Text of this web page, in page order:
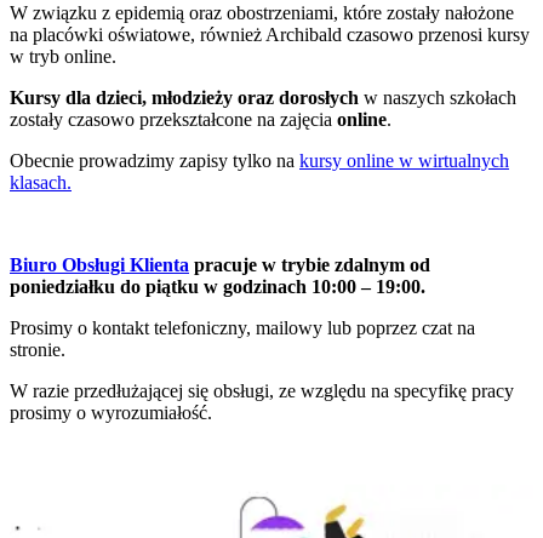
W związku z epidemią oraz obostrzeniami, które zostały nałożone
na placówki oświatowe, również Archibald czasowo przenosi kursy
w tryb online.
Kursy dla dzieci, młodzieży oraz dorosłych w naszych szkołach
zostały czasowo przekształcone na zajęcia online.
Obecnie prowadzimy zapisy tylko na kursy online w wirtualnych
klasach.
Biuro Obsługi Klienta pracuje w trybie zdalnym od
poniedziałku do piątku w godzinach 10:00 – 19:00.
Prosimy o kontakt telefoniczny, mailowy lub poprzez czat na
stronie.
W razie przedłużającej się obsługi, ze względu na specyfikę pracy
prosimy o wyrozumiałość.